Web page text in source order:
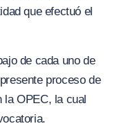
que efectuó el
de cada uno de
proceso de
la OPEC, la cual